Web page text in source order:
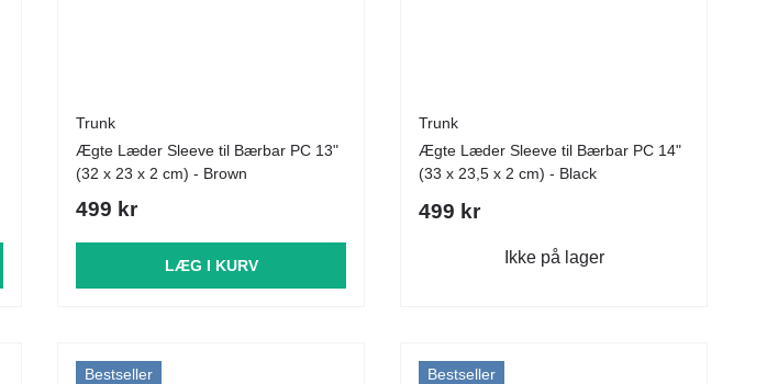
Trunk
Ægte Læder Sleeve til Bærbar PC 13"
(32 x 23 x 2 cm) - Brown
499 kr
LÆG I KURV
Trunk
Ægte Læder Sleeve til Bærbar PC 14"
(33 x 23,5 x 2 cm) - Black
499 kr
Ikke på lager
Bestseller Bestseller